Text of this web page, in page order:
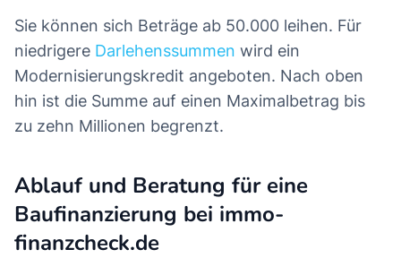
Sie können sich Beträge ab 50.000 leihen. Für
niedrigere Darlehenssummen wird ein
Modernisierungskredit angeboten. Nach oben
hin ist die Summe auf einen Maximalbetrag bis
zu zehn Millionen begrenzt.
Ablauf und Beratung für eine
Baufinanzierung bei immo-
finanzcheck.de